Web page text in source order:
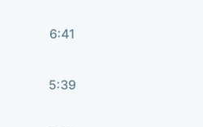
6:41
5:39